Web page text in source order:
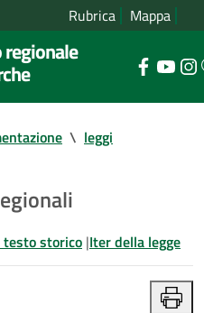
Rubrica Mappa
regionale
\ leggi
testo storico |Iter della legge